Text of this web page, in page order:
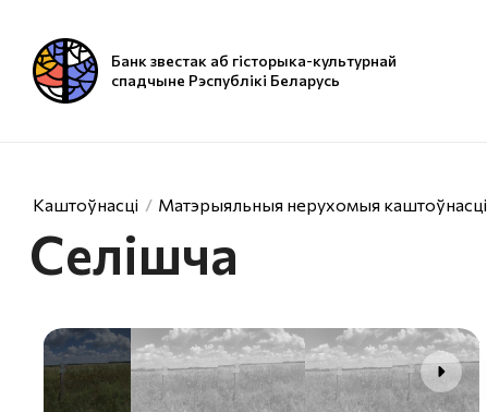
Банк звестак аб гісторыка-культурнай
спадчыне Рэспублікі Беларусь
Каштоўнасці Матэрыяльныя нерухомыя каштоўнасці
Селішча